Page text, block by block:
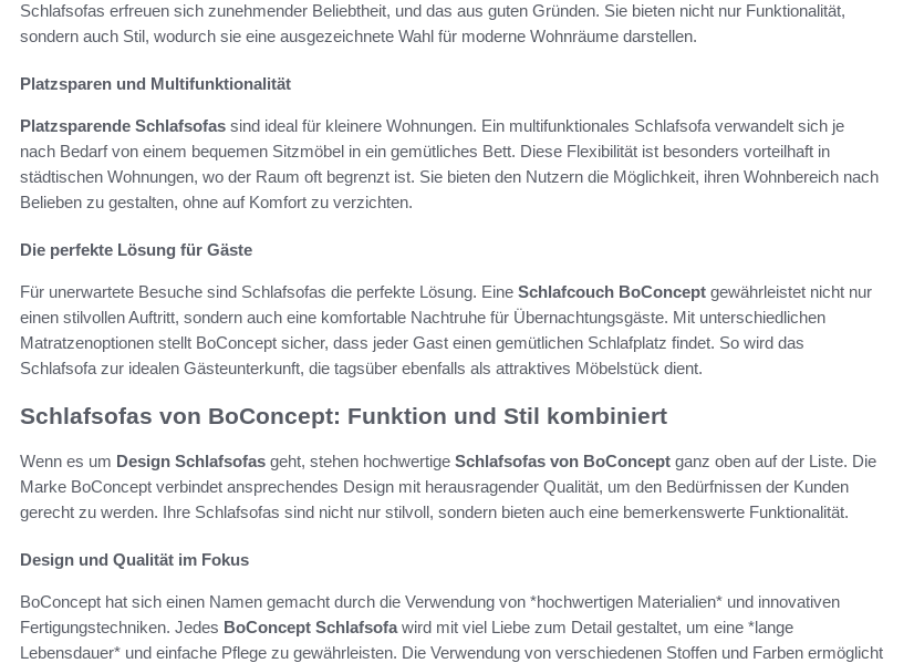
Schlafsofas erfreuen sich zunehmender Beliebtheit, und das aus guten Gründen. Sie bieten nicht nur Funktionalität,
sondern auch Stil, wodurch sie eine ausgezeichnete Wahl für moderne Wohnräume darstellen.
Platzsparen und Multifunktionalität
Platzsparende Schlafsofas sind ideal für kleinere Wohnungen. Ein multifunktionales Schlafsofa verwandelt sich je
nach Bedarf von einem bequemen Sitzmöbel in ein gemütliches Bett. Diese Flexibilität ist besonders vorteilhaft in
städtischen Wohnungen, wo der Raum oft begrenzt ist. Sie bieten den Nutzern die Möglichkeit, ihren Wohnbereich nach
Belieben zu gestalten, ohne auf Komfort zu verzichten.
Die perfekte Lösung für Gäste
Für unerwartete Besuche sind Schlafsofas die perfekte Lösung. Eine Schlafcouch BoConcept gewährleistet nicht nur
einen stilvollen Auftritt, sondern auch eine komfortable Nachtruhe für Übernachtungsgäste. Mit unterschiedlichen
Matratzenoptionen stellt BoConcept sicher, dass jeder Gast einen gemütlichen Schlafplatz findet. So wird das
Schlafsofa zur idealen Gästeunterkunft, die tagsüber ebenfalls als attraktives Möbelstück dient.
Schlafsofas von BoConcept: Funktion und Stil kombiniert
Wenn es um Design Schlafsofas geht, stehen hochwertige Schlafsofas von BoConcept ganz oben auf der Liste. Die
Marke BoConcept verbindet ansprechendes Design mit herausragender Qualität, um den Bedürfnissen der Kunden
gerecht zu werden. Ihre Schlafsofas sind nicht nur stilvoll, sondern bieten auch eine bemerkenswerte Funktionalität.
Design und Qualität im Fokus
BoConcept hat sich einen Namen gemacht durch die Verwendung von *hochwertigen Materialien* und innovativen
Fertigungstechniken. Jedes BoConcept Schlafsofawird mit viel Liebe zum Detail gestaltet, um eine *lange
Lebensdauer* und einfache Pflege zu gewährleisten. Die Verwendung von verschiedenen Stoffen und Farben ermöglicht